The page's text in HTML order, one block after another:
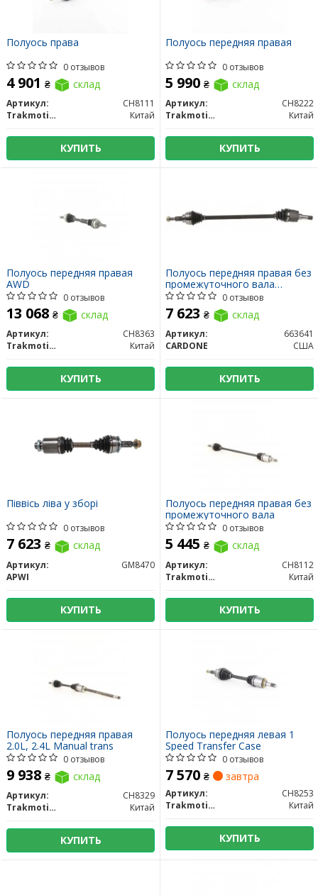
Полуось права
0 отзывов
4 901 ₴ склад
Артикул:
CH8111
Trakmotive/Surtrack
Китай
КУПИТЬ
Полуось передняя правая
0 отзывов
5 990 ₴ склад
Артикул:
CH8222
Trakmotive/Surtrack
Китай
КУПИТЬ
Полуось передняя правая
AWD
0 отзывов
13 068 ₴ склад
Артикул:
CH8363
Trakmotive/Surtrack
Китай
КУПИТЬ
Полуось передняя правая без
промежуточного вала
длинная
0 отзывов
7 623 ₴ склад
Артикул:
663641
CARDONE
США
КУПИТЬ
Піввісь ліва у зборі
0 отзывов
7 623 ₴ склад
Артикул:
GM8470
APWI
КУПИТЬ
Полуось передняя правая без
промежуточного вала
0 отзывов
5 445 ₴ склад
Артикул:
CH8112
Trakmotive/Surtrack
Китай
КУПИТЬ
Полуось передняя правая
2.0L, 2.4L Manual trans
0 отзывов
9 938 ₴ склад
Артикул:
CH8329
Trakmotive/Surtrack
Китай
КУПИТЬ
Полуось передняя левая 1
Speed ​​Transfer Case
0 отзывов
7 570 ₴ завтра
Артикул:
CH8253
Trakmotive/Surtrack
Китай
КУПИТЬ